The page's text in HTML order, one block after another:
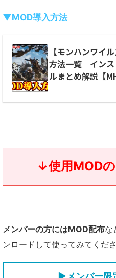
▼MOD導入方法
【モンハンワイ
方法一覧｜イン
ルまとめ解説【
↓使用MOD
メンバーの方にはMOD配布な
ンロードして使ってみてくださ